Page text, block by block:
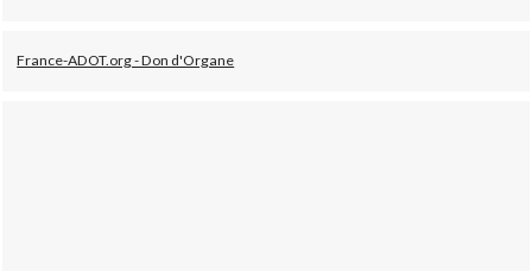
France-ADOT.org - Don d'Organe